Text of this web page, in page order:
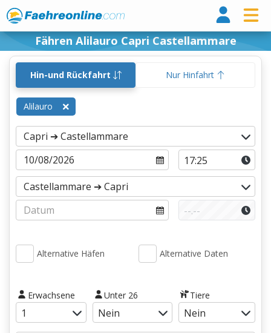
Fähren Alilauro Capri Castellammare
Hin-und Rückfahrt Nur Hinfahrt
Alilauro
Alternative Häfen Alternative Daten
Erwachsene Unter 26 Tiere